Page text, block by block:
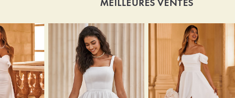
MEILLEURES VENTES